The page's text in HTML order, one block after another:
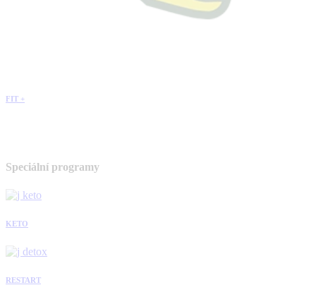
FIT +
Speciální programy
KETO
RESTART